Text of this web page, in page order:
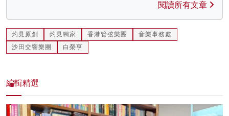
閱讀所有文章
灼見原創 灼見獨家 香港管弦樂團
音樂事務處
沙田交響樂團
白榮亨
編輯精選